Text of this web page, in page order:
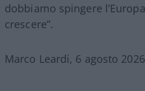
dobbiamo spingere
crescere”.
Marco Leardi, 6 agosto 2026